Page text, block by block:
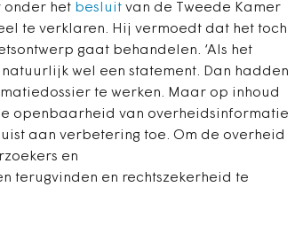
onder het besluit van de Tweede Kamer
te verklaren. Hij vermoedt dat het toch
gaat behandelen. ‘Als het
wel een statement. Dan hadden
te werken. Maar op inhoud
openbaarheid van overheidsinformatie
aan verbetering toe. Om de overheid
en
terugvinden en rechtszekerheid te